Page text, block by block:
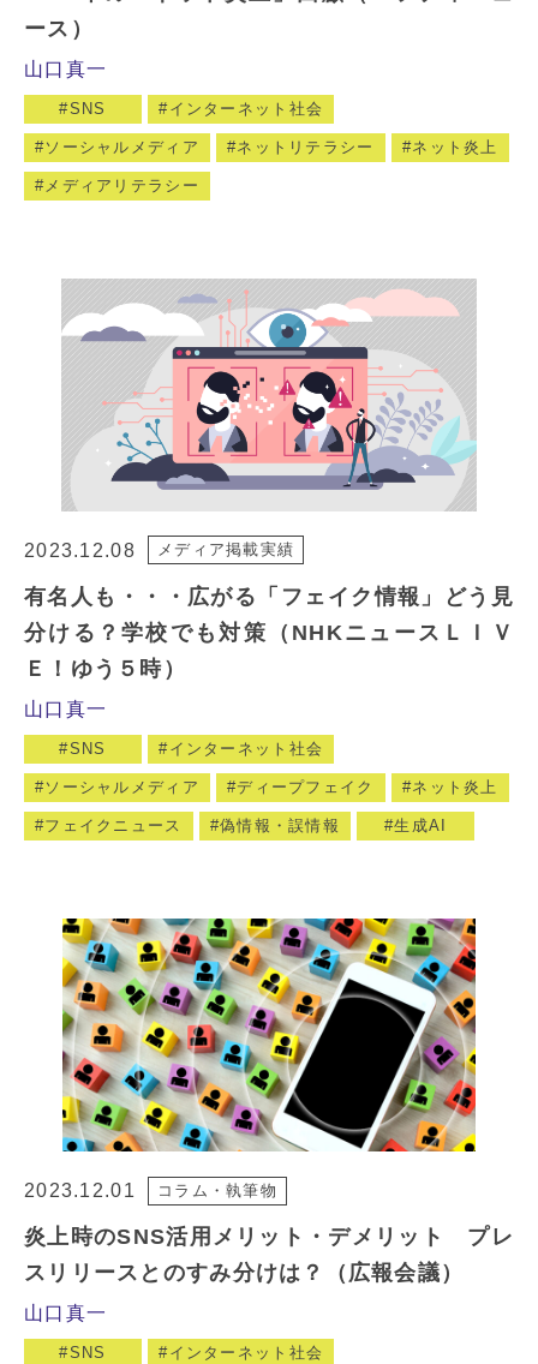
ース）
山口真一
SNS インターネット社会
ソーシャルメディア ネットリテラシー ネット炎上
メディアリテラシー
2023.12.08 メディア掲載実績
有名人も・・・広がる「フェイク情報」どう見
分ける？学校でも対策（NHKニュースＬＩＶ
Ｅ！ゆう５時）
山口真一
SNS インターネット社会
ソーシャルメディア ディープフェイク ネット炎上
フェイクニュース 偽情報・誤情報 生成AI
2023.12.01 コラム・執筆物
炎上時のSNS活用メリット・デメリット プレ
スリリースとのすみ分けは？（広報会議）
山口真一
SNS インターネット社会